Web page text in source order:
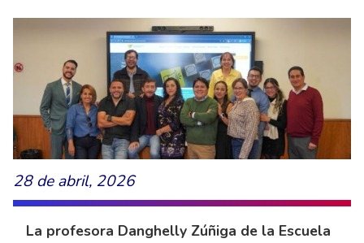
28 de abril, 2026
La profesora Danghelly Zúñiga de la Escuela